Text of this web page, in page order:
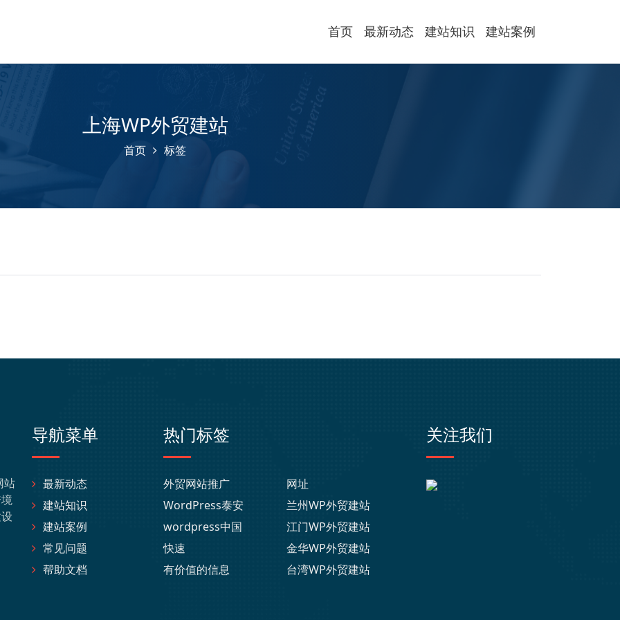
首页 最新动态 建站知识 建站案例
上海WP外贸建站
首页 标签
站
导航菜单
最新动态
建站知识
建站案例
常见问题
帮助文档
热门标签
外贸网站推广
网址
WordPress泰安
兰州WP外贸建站
wordpress中国
江门WP外贸建站
快速
金华WP外贸建站
有价值的信息
台湾WP外贸建站
关注我们